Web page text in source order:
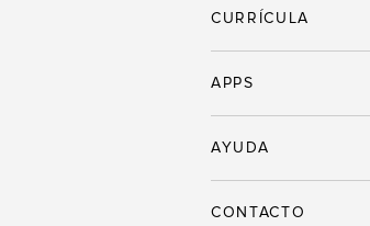
CURRÍCULA
APPS
AYUDA
CONTACTO